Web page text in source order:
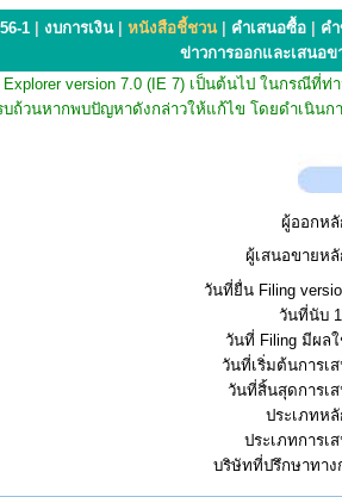
56-1 งบการเงิน หนังสือชี้ชวน คำเสนอซื้อ
ค
ข่าวการออกและเสนอข
Explorer version 7.0 (IE 7) เป็นต้นไป ในกรณี
ถ้วนหากพบปัญหาดังกล่าวให้แก้ไข โดยดำเนินก
ผู้ออกห
ผู้เสนอขายห
วันที่ยื่น Filing
วันที่นับ
วันที่ Filing มีผล
วันที่เริ่มต้นการเ
วันที่สิ้นสุดการเ
ประเภทห
ประเภทการเ
บริษัทที่ปรึกษาทาง